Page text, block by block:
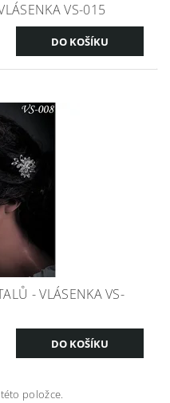
VS-015
- VLÁSENKA VS-
položce.